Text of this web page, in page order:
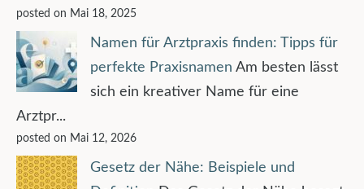
posted on Mai 18, 2025
Namen für Arztpraxis finden: Tipps für
perfekte Praxisnamen Am besten lässt
sich ein kreativer Name für eine
Arztpr...
posted on Mai 12, 2026
Gesetz der Nähe: Beispiele und